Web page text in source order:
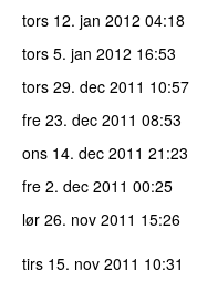
tors 12. jan 2012 04:18
tors 5. jan 2012 16:53
tors 29. dec 2011 10:57
fre 23. dec 2011 08:53
ons 14. dec 2011 21:23
fre 2. dec 2011 00:25
lør 26. nov 2011 15:26
tirs 15. nov 2011 10:31